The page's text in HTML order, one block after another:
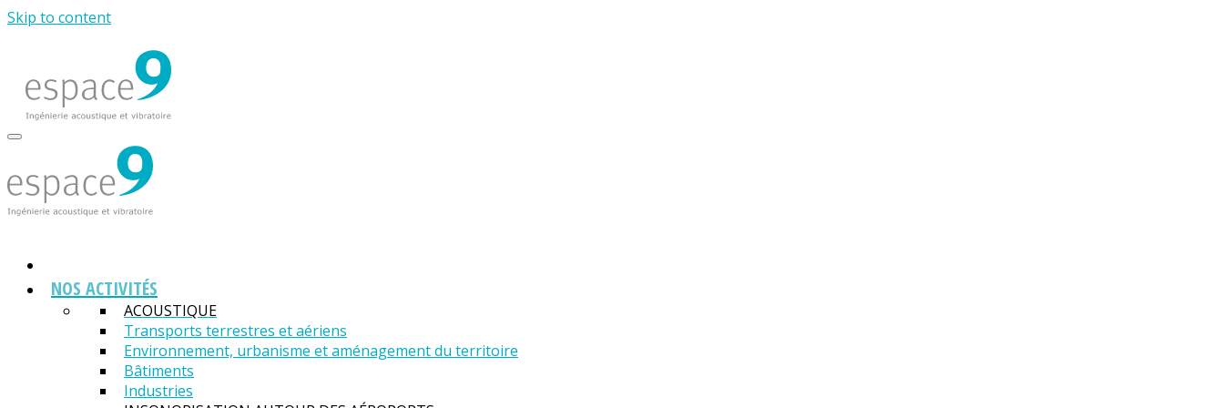
Skip to content
NOS ACTIVITÉS
ACOUSTIQUE
Transports terrestres et aériens
Environnement, urbanisme et aménagement du territoire
Bâtiments
Industries